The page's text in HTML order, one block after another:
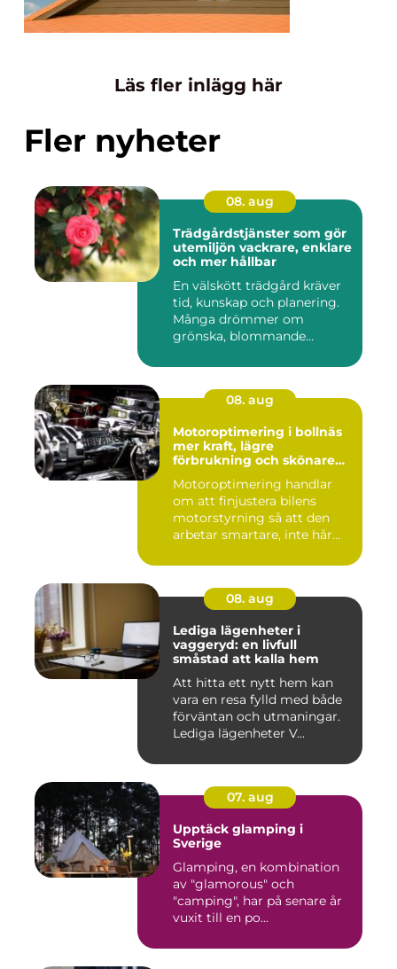
Läs fler inlägg här
Fler nyheter
08. aug
Trädgårdstjänster som gör
utemiljön vackrare, enklare
och mer hållbar
En välskött trädgård kräver
tid, kunskap och planering.
Många drömmer om
grönska, blommande
08. aug
Motoroptimering i bollnäs
mer kraft, lägre
förbrukning och skönare
Motoroptimering handlar
om att finjustera bilens
motorstyrning så att den
arbetar smartare, inte hår...
08. aug
Lediga lägenheter i
vaggeryd: en livfull
småstad att kalla hem
Att hitta ett nytt hem kan
vara en resa fylld med både
förväntan och utmaningar.
Lediga lägenheter V...
07. aug
Upptäck glamping i
Sverige
Glamping, en kombination
av "glamorous" och
"camping", har på senare år
vuxit till en po...